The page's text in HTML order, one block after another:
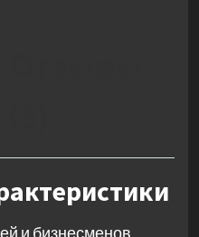
и бизнесменов